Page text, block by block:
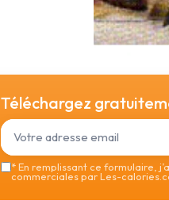
Téléchargez
*En remplissant ce formulaire,
commerciales par Les-